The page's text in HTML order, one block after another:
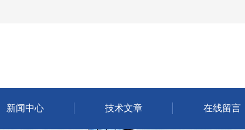
新闻中心 技术文章 在线留言